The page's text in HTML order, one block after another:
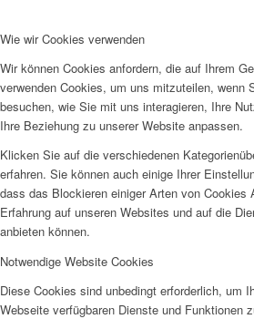
Wie wir Cookies verwenden
Wir können Cookies anfordern, die auf Ihrem
verwenden Cookies, um uns mitzuteilen, wenn
besuchen, wie Sie mit uns interagieren, Ihre
Ihre Beziehung zu unserer Website anpassen.
Klicken Sie auf die verschiedenen
erfahren. Sie können auch einige Ihrer
dass das Blockieren einiger Arten von Cookies
Erfahrung auf unseren Websites und auf die
anbieten können.
Notwendige Website Cookies
Diese Cookies sind unbedingt erforderlich, um
Webseite verfügbaren Dienste und Funktionen